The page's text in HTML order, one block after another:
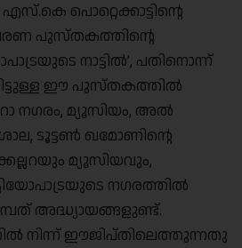
പൊറ്റെക്കാട്ടിന്റെ
പുസ്തകത്തിന്റെ
നാട്ടിൽ’, പതിനൊന്ന്
ഈ പുസ്തകത്തിൽ
നഗരം, മ്യൂസിയം, അൽ
ടൂട്ടൺ ഖമോണിന്റെ
മ്യൂസിയവും,
നഗരത്തിൽ
അദ്ധ്യായങ്ങളുണ്ട്.
നിന്ന് ഈജിപ്തിലെത്തുന്നതു